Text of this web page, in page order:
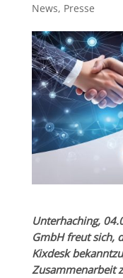
News, Presse
Unterhaching,
GmbH freut sich,
Kixdesk
Zusammenarbeit